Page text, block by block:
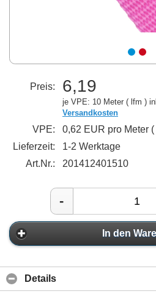
Preis: 6,19
je VPE: 10 Meter ( lfm )
Versandkosten
VPE:
0,62 EUR pro Meter (
Lieferzeit:
1-2 Werktage
Art.Nr.:
201412401510
-
In den
Details